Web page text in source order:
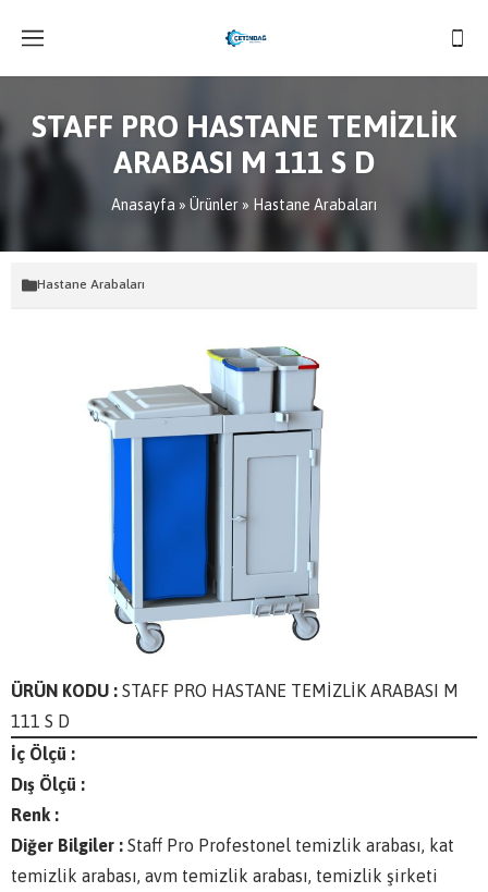
STAFF PRO HASTANE TEMİZLİK
ARABASI M 111 S D
Anasayfa » Ürünler » Hastane Arabaları
Hastane Arabaları
ÜRÜN KODU : STAFF PRO HASTANE TEMİZLİK ARABASI M
111 S D
İç Ölçü :
Dış Ölçü :
Renk :
Diğer Bilgiler : Staff Pro Profestonel temizlik arabası, kat
temizlik arabası, avm temizlik arabası, temizlik şirketi